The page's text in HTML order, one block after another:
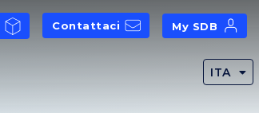
Contattaci My SDB
ITA